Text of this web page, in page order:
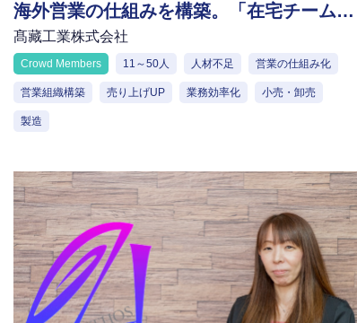
海外営業の仕組みを構築。「在宅チーム構
築支援」で18ヵ国との輸出取引を実現
髙藏工業株式会社
Crowd Members 11～50人 人材不足 営業の仕組み化
営業組織構築 売り上げUP 業務効率化 小売・卸売
製造